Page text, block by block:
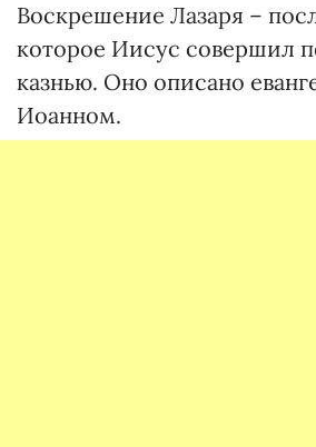
Воскрешение Лазаря –
которое Иисус совершил
казнью. Оно описано
Иоанном.